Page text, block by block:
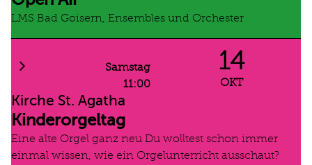
LMS Bad Goisern, Ensembles und Orchester
Samstag
11:00
14
OKT
Kirche St. Agatha
Kinderorgeltag
Eine alte Orgel ganz neu Du wolltest schon immer
einmal wissen, wie ein Orgelunterricht ausschaut?